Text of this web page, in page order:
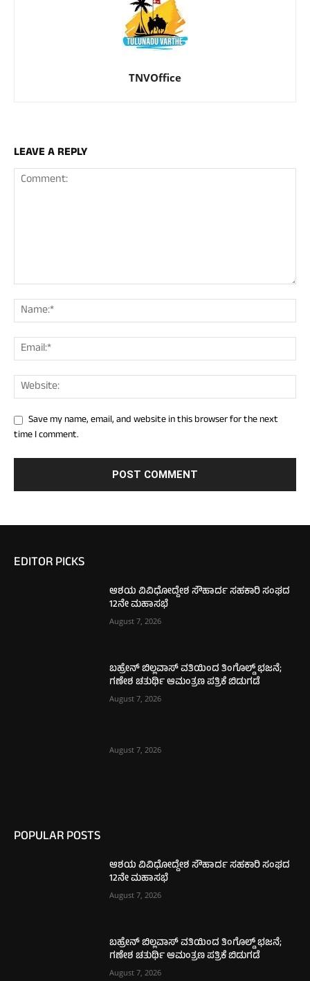
TNVOffice
LEAVE A REPLY
Save my name, email, and website in this browser for the next
time I comment.
EDITOR PICKS
ಆಶಯ ವಿವಿಧೋದ್ದೇಶ ಸೌಹಾರ್ದ ಸಹಕಾರಿ ಸಂಘದ
12ನೇ ಮಹಾಸಭೆ
August 7, 2026
ಬಹ್ರೇನ್ ಬಿಲ್ಲವಾಸ್ ವತಿಯಿಂದ ತಿಂಗೊಲ್ಡ್ ಭಜನೆ;
ಗಣೇಶ ಚತುರ್ಥಿ ಆಮಂತ್ರಣ ಪತ್ರಿಕೆ ಬಿಡುಗಡೆ
August 7, 2026
August 7, 2026
POPULAR POSTS
ಆಶಯ ವಿವಿಧೋದ್ದೇಶ ಸೌಹಾರ್ದ ಸಹಕಾರಿ ಸಂಘದ
12ನೇ ಮಹಾಸಭೆ
August 7, 2026
ಬಹ್ರೇನ್ ಬಿಲ್ಲವಾಸ್ ವತಿಯಿಂದ ತಿಂಗೊಲ್ಡ್ ಭಜನೆ;
ಗಣೇಶ ಚತುರ್ಥಿ ಆಮಂತ್ರಣ ಪತ್ರಿಕೆ ಬಿಡುಗಡೆ
August 7, 2026